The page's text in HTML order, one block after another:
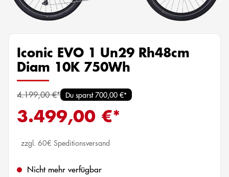
Iconic EVO 1 Un29 Rh48cm
Diam 10K 750Wh
4.199,00 €* Du sparst 700,00 €*
3.499,00 €*
zzgl. 60€ Speditionsversand
Nicht mehr verfügbar